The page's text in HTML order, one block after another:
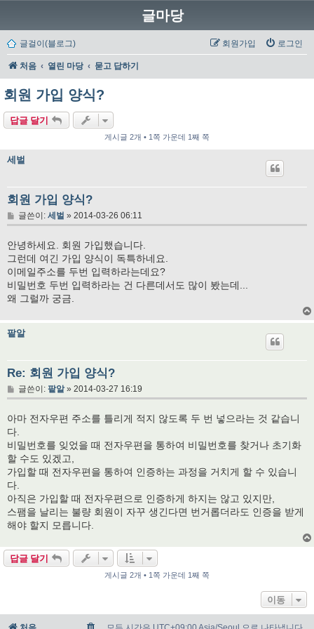
글마당
글걸이(블로그) 로그인
회원가입
처음 열린 마당 묻고 답하기
회원 가입 양식?
답글 달기
게시글 2개 • 1쪽 가운데 1째 쪽
세벌
회원 가입 양식?
글
글쓴이: 세벌 » 2014-03-26 06:11
안녕하세요. 회원 가입했습니다.
그런데 여긴 가입 양식이 독특하네요.
이메일주소를 두번 입력하라는데요?
비밀번호 두번 입력하라는 건 다른데서도 많이 봤는데...
왜 그럴까 궁금.
팥알
Re: 회원 가입 양식?
글
글쓴이: 팥알» 2014-03-27 16:19
아마 전자우편 주소를 틀리게 적지 않도록 두 번 넣으라는 것 같습니
다.
비밀번호를 잊었을 때 전자우편을 통하여 비밀번호를 찾거나 초기화
할 수도 있겠고,
가입할 때 전자우편을 통하여 인증하는 과정을 거치게 할 수 있습니
다.
아직은 가입할 때 전자우편으로 인증하게 하지는 않고 있지만,
스팸을 날리는 불량 회원이 자꾸 생긴다면 번거롭더라도 인증을 받게
해야 할지 모릅니다.
답글 달기
게시글 2개 • 1쪽 가운데 1째 쪽
이동